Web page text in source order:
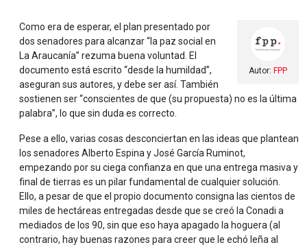
Autor: FPP
Como era de esperar, el plan presentado por
dos senadores para alcanzar “la paz social en
La Araucanía” rezuma buena voluntad. El
documento está escrito “desde la humildad”,
aseguran sus autores, y debe ser así. También
sostienen ser “conscientes de que (su propuesta) no es la última
palabra”, lo que sin duda es correcto.
Pese a ello, varias cosas desconciertan en las ideas que plantean
los senadores Alberto Espina y José García Ruminot,
empezando por su ciega confianza en que una entrega masiva y
final de tierras es un pilar fundamental de cualquier solución.
Ello, a pesar de que el propio documento consigna las cientos de
miles de hectáreas entregadas desde que se creó la Conadi a
mediados de los 90, sin que eso haya apagado la hoguera (al
contrario, hay buenas razones para creer que le echó leña al